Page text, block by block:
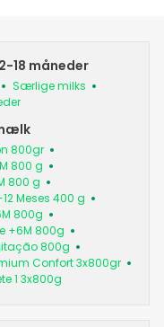
18 måneder
Særlige milks
800gr
800 g
800 g
Meses 400 g
800g
+6M 800g
800g
Confort 3x800gr
1 3x800g